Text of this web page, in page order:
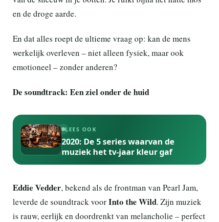
en de droge aarde.
En dat alles roept de ultieme vraag op: kan de mens
werkelijk overleven – niet alleen fysiek, maar ook
emotioneel – zonder anderen?
De soundtrack: Een ziel onder de huid
LEES OOK
2020: De 5 series waarvan de
muziek het tv-jaar kleur gaf
Eddie Vedder, bekend als de frontman van Pearl Jam,
leverde de soundtrack voorInto the Wild. Zijn muziek
is rauw, eerlijk en doordrenkt van melancholie – perfect